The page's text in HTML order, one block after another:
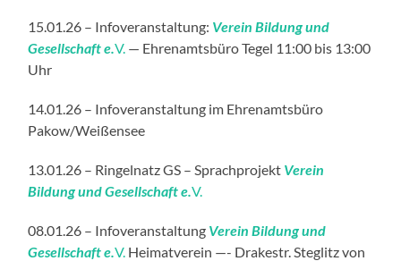
15.01.26 – Infoveranstaltung: Verein Bildung und
Gesellschaft e.V. — Ehrenamtsbüro Tegel 11:00 bis 13:00
Uhr
14.01.26 – Infoveranstaltung im Ehrenamtsbüro
Pakow/Weißensee
13.01.26 – Ringelnatz GS – Sprachprojekt Verein
Bildung und Gesellschaft e.V.
08.01.26 – Infoveranstaltung Verein Bildung und
Gesellschaft e.V. Heimatverein —- Drakestr. Steglitz von